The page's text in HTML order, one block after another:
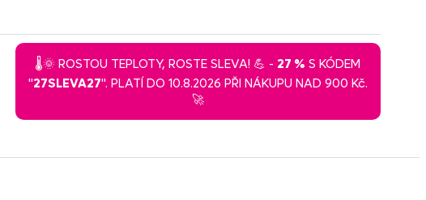
🌡️🌞 ROSTOU TEPLOTY, ROSTE SLEVA! 💪 -27 % S KÓDEM
"27SLEVA27". PLATÍ DO 10.8.2026 PŘI NÁKUPU NAD 900 Kč.
🚀